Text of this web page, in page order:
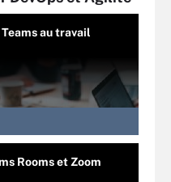
au travail
Rooms et Zoom